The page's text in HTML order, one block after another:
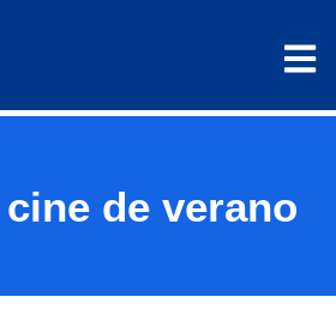
de verano